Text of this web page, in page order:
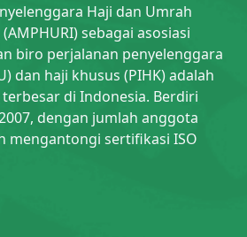
Haji dan Umrah
sebagai asosiasi
biro perjalanan penyelenggara
dan haji khusus (PIHK) adalah
di Indonesia. Berdiri
dengan jumlah anggota
mengantongi sertifikasi ISO